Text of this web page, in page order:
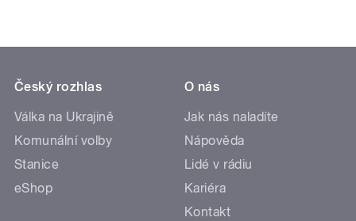
Český rozhlas
Válka na Ukrajině
Komunální volby
Stanice
eShop
O nás
Jak nás naladíte
Nápověda
Lidé v rádiu
Kariéra
Kontakt